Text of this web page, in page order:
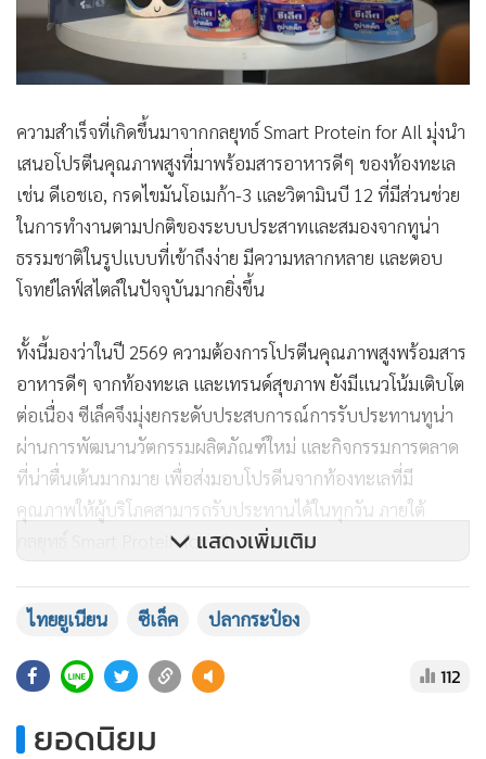
ความสำเร็จที่เกิดขึ้นมาจากกลยุทธ์ Smart Protein for AIl มุ่งนำ
เสนอโปรตีนคุณภาพสูงที่มาพร้อมสารอาหารดีๆ ของท้องทะเล
เช่น ดีเอชเอ, กรดไขมันโอเมก้า-3 และวิตามินบี 12 ที่มีส่วนช่วย
ในการทำงานตามปกติของระบบประสาทและสมองจากทูน่า
ธรรมชาติในรูปแบบที่เข้าถึงง่าย มีความหลากหลาย และตอบ
โจทย์ไลฟ์สไตล์ในปัจจุบันมากยิ่งขึ้น
ทั้งนี้มองว่าในปี 2569 ความต้องการโปรตีนคุณภาพสูงพร้อมสาร
อาหารดีๆ จากท้องทะเล และเทรนด์สุขภาพ ยังมีแนวโน้มเติบโต
ต่อเนื่อง ซีเล็คจึงมุ่งยกระดับประสบการณ์การรับประทานทูน่า
ผ่านการพัฒนานวัตกรรมผลิตภัณฑ์ใหม่ และกิจกรรมการตลาด
ที่น่าตื่นเต้นมากมาย เพื่อส่งมอบโปรดีนจากท้องทะเลที่มี
คุณภาพให้ผู้บริโภคสามารถรับประทานได้ในทุกวัน ภายใต้
กลยุทธ์ Smart Protein for AIl
ที่ประกอบด้วย 1.ส่งเสริมทูน่าให้เป็นมากกว่าโปรตีน (Tuna as
Smart Protein Choice) มุ่งยกระดับทูน่าพร้อมปรุง ผ่านจุดเด่น
ในฐานะ "โปรตีนที่ช่วยเสริมการทำงานของสมอง" เหมาะสำหรับ
ผู้บริโภคที่มองหาโปรตีนคุณภาพสูง อุดมด้วยสารอาหารจาก
ธรรมชาติตอบโจทย์กลุ่มวัยทำงานและผู้ที่รักสุขภาพ
แสดงเพิ่มเติม
ไทยยูเนียน ซีเล็ค ปลากระป๋อง
112
ยอดนิยม